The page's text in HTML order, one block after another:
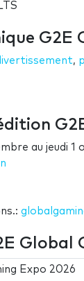
G2E
,
au jeudi 1
Global
Expo 2026